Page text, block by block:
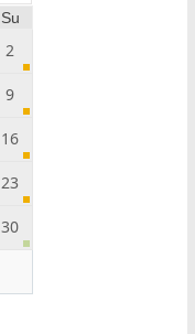
Su
2
9
16
23
30